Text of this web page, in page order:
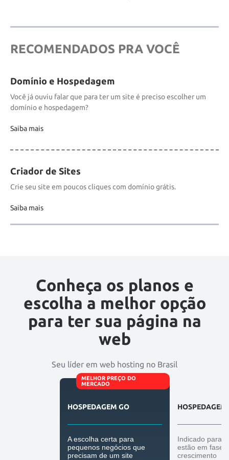
RECOMENDADOS PRA VOCÊ
Domínio e Hospedagem
Você já ouviu falar que para ter um site é preciso escolher um
domínio e hospedagem?
Saiba mais
Criador de Sites
Crie seu site em poucos cliques com domínio grátis.
Saiba mais
Conheça os planos e
escolha a melhor opção
para ter sua página na
web
Seu líder em web hosting no Brasil
MELHOR PREÇO DO
MERCADO
HOSPEDAGEM GO
A escolha certa para
pequenos negócios que
precisam de um site
HOSPEDAGEM
Indicado para
estão em fase
crescimento